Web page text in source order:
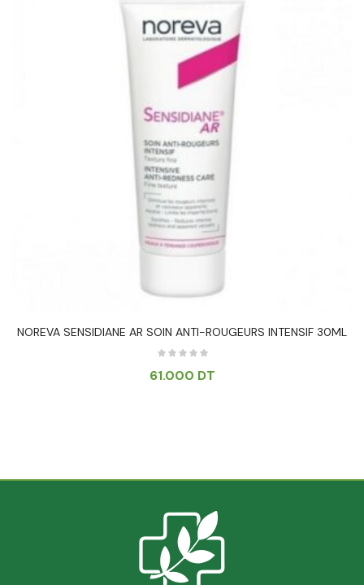
NOREVA SENSIDIANE AR SOIN ANTI-ROUGEURS INTENSIF 30ML
61.000 DT